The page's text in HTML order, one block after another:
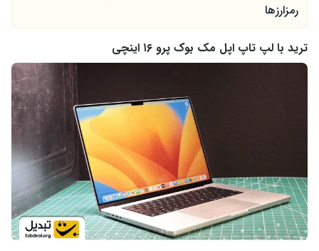
رمزارزها
ترید با لپ تاپ اپل مک بوک پرو ۱۶ اینچی